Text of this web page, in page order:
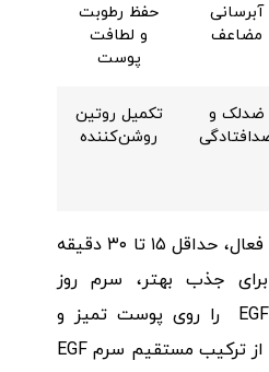
آبرسانی
مضاعف
حفظ رطوبت
و لطافت
پوست
ضدلک و
تکمیل روتین
روشن‌کننده
بین مصرف دو محصول فعال، حداقل ۱۵ تا ۳۰ دقیقه
جذب بهتر، سرم روز
جوانساز EGF Day Serum را روی پوست تمیز و
خشک استفاده نمایید. از ترکیب مستقیم سرم EGF